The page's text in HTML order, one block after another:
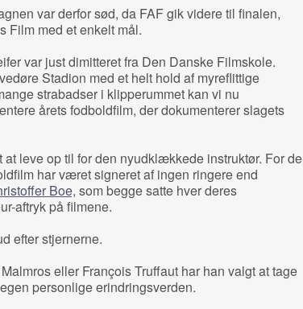
var derfor sød, da FAF gik videre til finalen,
Film med et enkelt mål.
var just dimitteret fra Den Danske Filmskole.
Stadion med et helt hold af myreflittige
strabadser i klipperummet kan vi nu
årets fodboldfilm, der dokumenterer slagets
leve op til for den nyudklækkede instruktør. For de
har været signeret af ingen ringere end
Boe, som begge satte hver deres
aftryk på filmene.
efter stjernerne.
eller François Truffaut har han valgt at tage
personlige erindringsverden.